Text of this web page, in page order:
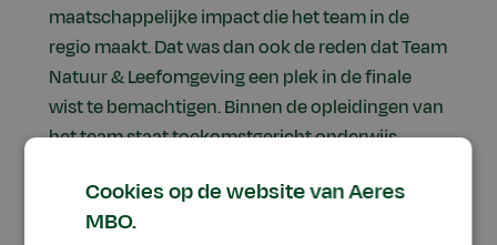
maatschappelijke impact die het team in de
regio maakt. Dat was dan ook de reden dat Team
Natuur & Leefomgeving een plek in de finale
wist te bemachtigen. Binnen de opleidingen van
het team staat toekomstgericht onderwijs
biodiversiteit lopen als een rode draad door het
onderwijsprogramma. Studenten werken
Cookies op de website van Aeres
MBO.